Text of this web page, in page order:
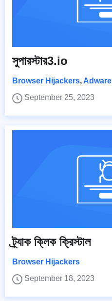
সুপারস্টার3.io
Browser Hijackers, Adware
September 25, 2023
ট্র্যাক ক্লিক ক্রিস্টাল
Browser Hijackers
September 18, 2023